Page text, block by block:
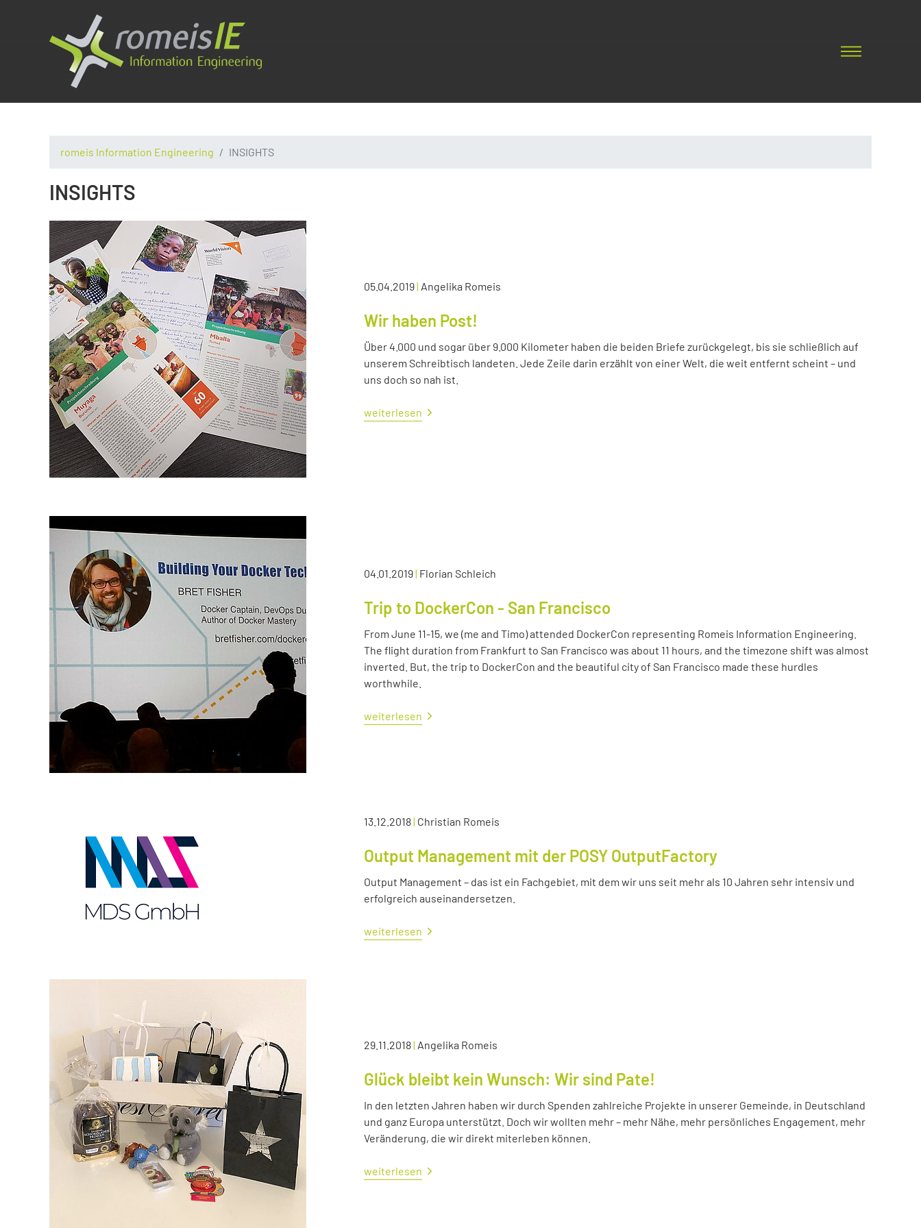
romeis Information Engineering INSIGHTS
INSIGHTS
05.04.2019| Angelika Romeis
Wir haben Post!
Über 4.000 und sogar über 9.000 Kilometer haben die beiden Briefe zurückgelegt, bis sie schließlich auf
unserem Schreibtisch landeten. Jede Zeile darin erzählt von einer Welt, die weit entfernt scheint – und
uns doch so nah ist.
weiterlesen
04.01.2019| Florian Schleich
Trip to DockerCon - San Francisco
From June 11-15, we (me and Timo) attended DockerCon representing Romeis Information Engineering.
The flight duration from Frankfurt to San Francisco was about 11 hours, and the timezone shift was almost
inverted. But, the trip to DockerCon and the beautiful city of San Francisco made these hurdles
worthwhile.
weiterlesen
13.12.2018| Christian Romeis
Output Management mit der POSY OutputFactory
Output Management – das ist ein Fachgebiet, mit dem wir uns seit mehr als 10 Jahren sehr intensiv und
erfolgreich auseinandersetzen.
weiterlesen
29.11.2018| Angelika Romeis
Glück bleibt kein Wunsch: Wir sind Pate!
In den letzten Jahren haben wir durch Spenden zahlreiche Projekte in unserer Gemeinde, in Deutschland
und ganz Europa unterstützt. Doch wir wollten mehr – mehr Nähe, mehr persönliches Engagement, mehr
Veränderung, die wir direkt miterleben können.
weiterlesen